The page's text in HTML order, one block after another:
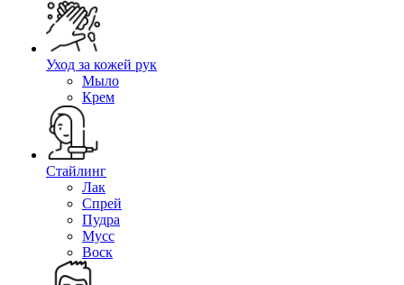
Уход за кожей рук
Мыло
Крем
Стайлинг
Лак
Спрей
Пудра
Мусс
Воск